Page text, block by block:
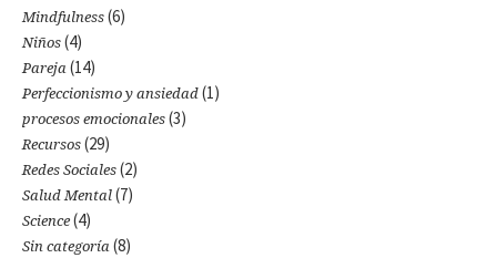
Mindfulness (6)
Niños (4)
Pareja (14)
Perfeccionismo y ansiedad (1)
procesos emocionales (3)
Recursos (29)
Redes Sociales (2)
Salud Mental (7)
Science (4)
Sin categoría (8)